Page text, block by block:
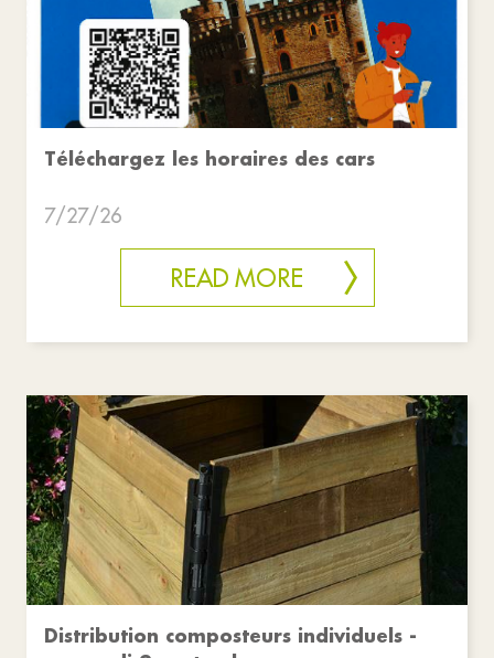
Téléchargez les horaires des cars
7/27/26
READ MORE
Distribution composteurs individuels -